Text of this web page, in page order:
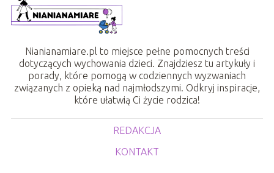
Nianianamiare.pl to miejsce pełne pomocnych treści
dotyczących wychowania dzieci. Znajdziesz tu artykuły i
porady, które pomogą w codziennych wyzwaniach
związanych z opieką nad najmłodszymi. Odkryj inspiracje,
które ułatwią Ci życie rodzica!
REDAKCJA
KONTAKT